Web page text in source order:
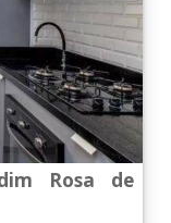
Rosa de